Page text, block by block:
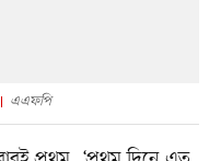
এএফপি